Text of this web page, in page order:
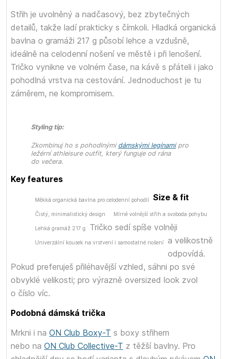
Střih je uvolněný a nadčasový, bez zbytečných
detailů, takže ladí prakticky s čímkoli. Hladká organická
bavlna o gramáži 217 g působí lehce a vzdušně,
ideálně na celodenní nošení ve městě i při lenošení.
Tričko vynikne ve volném čase, na kávě s přáteli i jako
pohodlná vrstva na cestování. Jednoduchost je tu
záměrem, ne kompromisem.
Styling tip:
Zkombinuj ho s pohodlnými dámskými legínamipro
ležérní athleisure outfit, který funguje od rána
do večera.
Key features
Měkká organická bavlna pro celodenní pohodlí
Čistý, minimalistický design Mírně volnější střih a svoboda pohybu
Lehká gramáž 217 g
Univerzální kousek na vrstvení i samostatné nošení
Size & fit
Tričko sedí spíše volněji
a velikostně
odpovídá.
Pokud preferuješ přiléhavější vzhled, sáhni po své
obvyklé velikosti; pro výrazně oversized look zvol
o číslo víc.
Podobná dámská trička
Mrkni i na ON Club Boxy-T s boxy střihem
nebo na ON Club Collective-T z těžší bavlny. Pro